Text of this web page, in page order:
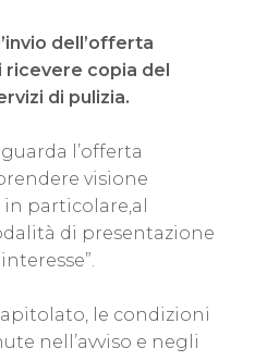
dell’offerta
ricevere copia del
di pulizia.
l’offerta
visione
particolare,​al
di presentazione
le condizioni
nell’avviso e negli